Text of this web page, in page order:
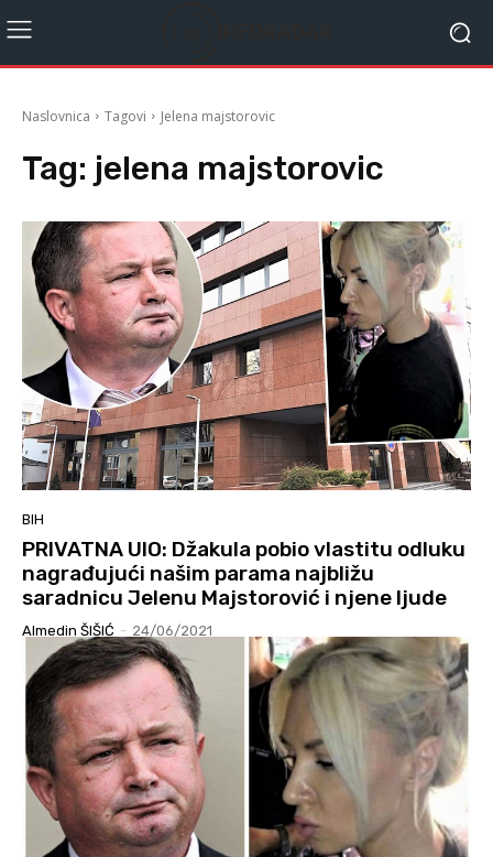
Naslovnica Tagovi Jelena majstorovic
Tag: jelena majstorovic
BIH
PRIVATNA UIO: Džakula pobio vlastitu odluku
nagrađujući našim parama najbližu
saradnicu Jelenu Majstorović i njene ljude
Almedin ŠIŠIĆ - 24/06/2021